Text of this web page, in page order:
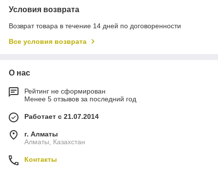
Условия возврата
Возврат товара в течение 14 дней по договоренности
Все условия возврата
О нас
Рейтинг не сформирован
Менее 5 отзывов за последний год
Работает с 21.07.2014
г. Алматы
Алматы, Казахстан
Контакты